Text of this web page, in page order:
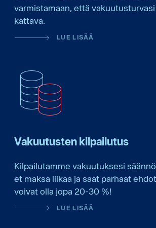
varmistamaan, että
kattava.
LUE LISÄÄ
Vakuutusten kilpailutus
Kilpailutamme vakuutuksesi
et maksa liikaa ja saat parhaat
voivat olla jopa 20-30 %!
LUE LISÄÄ